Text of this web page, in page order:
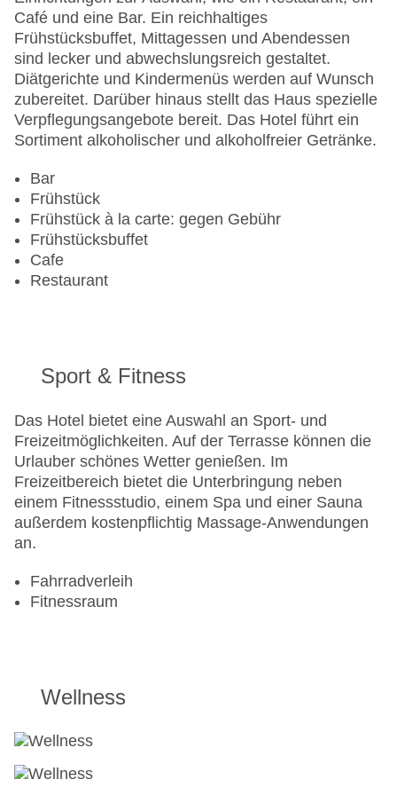
Anzahl der Aufzüge: 1
Haustiere: gegen Gebühr
Zimmerservice: gegen Gebühr
Gesamtanzahl der Stockwerke: 4
Gesamtanzahl der Zimmer: 67
Zahlungsarten: American Express, Diners Club,
EC Maestro, Mastercard, Visa
Café und eine Bar. Ein reichhaltiges
Frühstücksbuffet, Mittagessen und Abendessen
sind lecker und abwechslungsreich gestaltet.
Diätgerichte und Kindermenüs werden auf Wunsch
zubereitet. Darüber hinaus stellt das Haus spezielle
Verpflegungsangebote bereit. Das Hotel führt ein
Sortiment alkoholischer und alkoholfreier Getränke.
Bar
Frühstück
Frühstück à la carte: gegen Gebühr
Frühstücksbuffet
Cafe
Restaurant
Sport & Fitness
Das Hotel bietet eine Auswahl an Sport- und
Freizeitmöglichkeiten. Auf der Terrasse können die
Urlauber schönes Wetter genießen. Im
Freizeitbereich bietet die Unterbringung neben
einem Fitnessstudio, einem Spa und einer Sauna
außerdem kostenpflichtig Massage-Anwendungen
an.
Fahrradverleih
Fitnessraum
Wellness